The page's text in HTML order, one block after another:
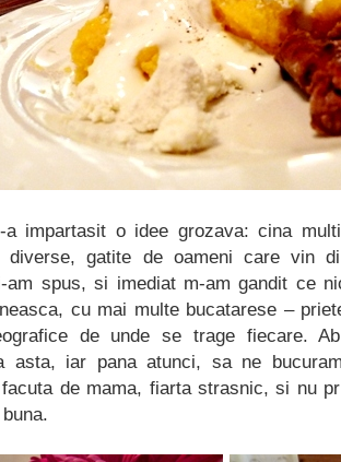
a impartasit o idee grozava: cina
diverse, gatite de oameni care vin
am spus, si imediat m-am gandit ce
cu mai multe bucatarese –
de unde se trage fiecare.
asta, iar pana atunci, sa ne
facuta de mama, fiarta strasnic, si nu